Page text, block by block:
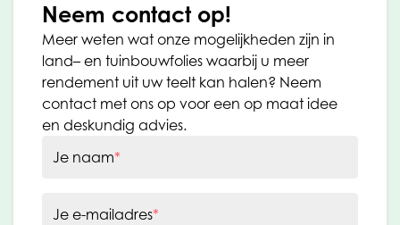
Neem contact op!
Meer weten wat onze mogelijkheden zijn in
land– en tuinbouwfolies waarbij u meer
rendement uit uw teelt kan halen? Neem
contact met ons op voor een op maat idee
en deskundig advies.
Je naam*
Je e-mailadres*